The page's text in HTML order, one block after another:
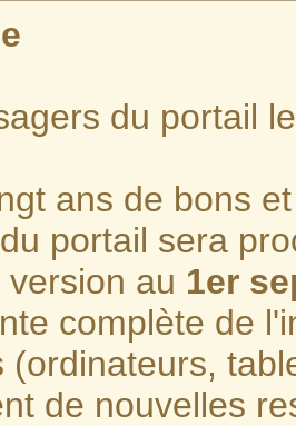
du portail
ans de bons
portail sera
au 1er
complète de
(ordinateurs,
de nouvelles